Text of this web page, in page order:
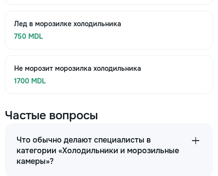
Лед в морозилке холодильника
750 MDL
Не морозит морозилка холодильника
1700 MDL
Частые вопросы
Что обычно делают специалисты в
категории «Холодильники и морозильные
камеры»?